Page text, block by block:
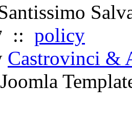
:: policy
Castrovinci &